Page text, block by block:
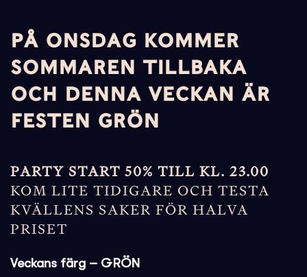
PÅ ONSDAG KOMMER
SOMMAREN TILLBAKA
OCH DENNA VECKAN ÄR
FESTEN GRÖN
PARTY START 50% TILL KL. 23.00
KOM LITE TIDIGARE OCH TESTA
KVÄLLENS SAKER FÖR HALVA
PRISET
Veckans färg – GRÖN